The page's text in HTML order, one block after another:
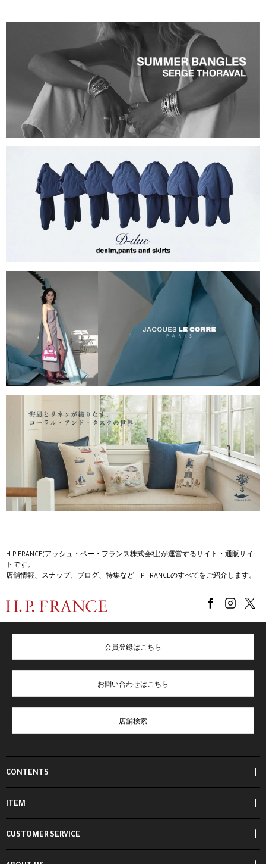
H.P.FRANCE(アッシュ・ペー・フランス株式会社)が運営するサイト・通販サイ
トです。
店舗情報、スナップ、ブログ、特集などH.P.FRANCEのすべてをご紹介します。
CONTENTS
ITEM
会員登録はこちら
お問い合わせはこちら
店舗検索
CUSTOMER SERVICE